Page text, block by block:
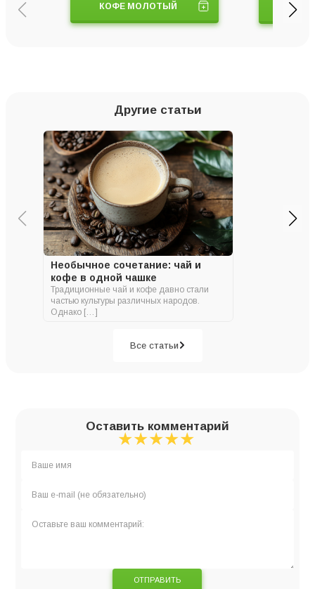
КОФЕ МОЛОТЫЙ
Другие статьи
Необычное сочетание: чай и
кофе в одной чашке
Традиционные чай и кофе давно стали
частью культуры различных народов.
Однако […]
Все статьи
Оставить комментарий
★
★★
★★★
★★★★
★★★★★
ОТПРАВИТЬ